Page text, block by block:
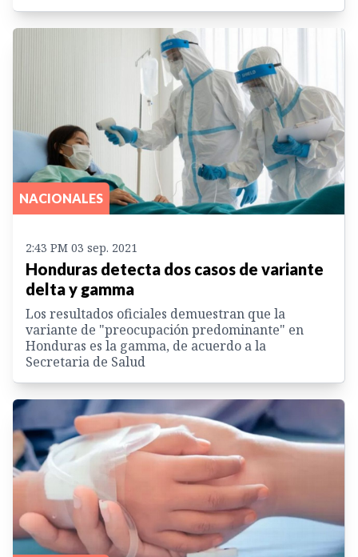
NACIONALES
2:43 PM 03 sep. 2021
Honduras detecta dos casos de variante
delta y gamma
Los resultados oficiales demuestran que la
variante de "preocupación predominante" en
Honduras es la gamma, de acuerdo a la
Secretaria de Salud